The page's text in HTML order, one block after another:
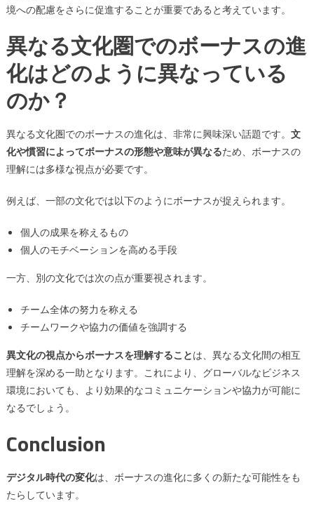
境への配慮をさらに促進することが重要であると考えています。
異なる文化圏でのボーナスの進
化はどのように異なっている
のか？
異なる文化圏でのボーナスの進化は、非常に興味深い話題です。 文
化や慣習によってボーナスの形態や意味が異なるため、ボーナスの
理解には多様な視点が必要です。
例えば、一部の文化では以下のようにボーナスが捉えられます。
個人の成果を称えるもの
個人のモチベーションを高める手段
一方、別の文化では次の点が重要視されます。
チーム全体の努力を称える
チームワークや協力の価値を強調する
異文化の視点からボーナスを理解することは、異なる文化間の相互
理解を深める一助となります。これにより、グローバルなビジネス
環境においても、より効果的なコミュニケーションや協力が可能に
なるでしょう。
Conclusion
デジタル時代の変化は、ボーナスの進化に多くの新たな可能性をも
たらしています。